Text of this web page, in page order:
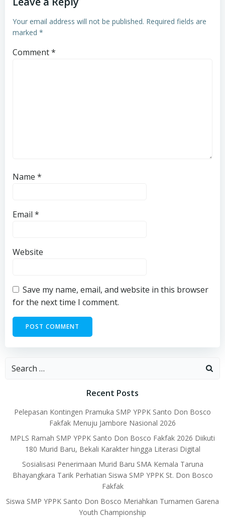
Your email address will not be published. Required fields are
marked *
Comment*
Name *
Email *
Website
Save my name, email, and website in this browser
for the next time I comment.
Search
Recent Posts
Pelepasan Kontingen Pramuka SMP YPPK Santo Don Bosco
Fakfak Menuju Jambore Nasional 2026
MPLS Ramah SMP YPPK Santo Don Bosco Fakfak 2026 Diikuti
180 Murid Baru, Bekali Karakter hingga Literasi Digital
Sosialisasi Penerimaan Murid Baru SMA Kemala Taruna
Bhayangkara Tarik Perhatian Siswa SMP YPPK St. Don Bosco
Fakfak
Siswa SMP YPPK Santo Don Bosco Meriahkan Turnamen Garena
Youth Championship